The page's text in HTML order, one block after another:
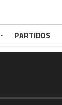
PARTIDOS